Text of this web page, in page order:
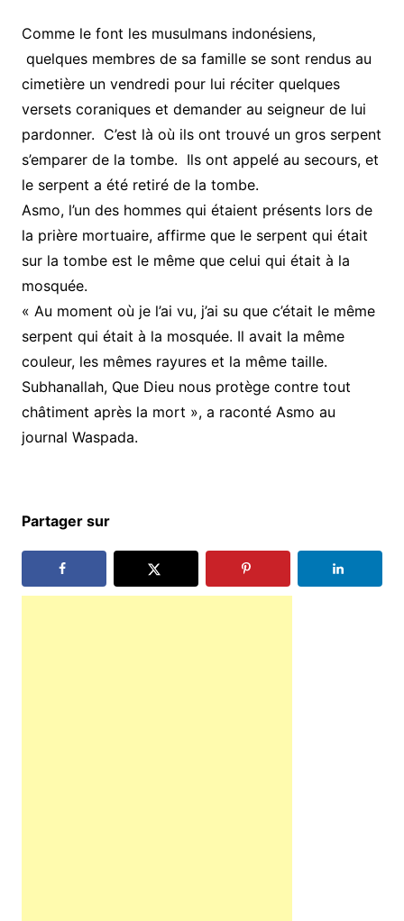
Comme le font les musulmans indonésiens,
quelques membres de sa famille se sont rendus au
cimetière un vendredi pour lui réciter quelques
versets coraniques et demander au seigneur de lui
pardonner. C’est là où ils ont trouvé un gros serpent
s’emparer de la tombe. Ils ont appelé au secours, et
le serpent a été retiré de la tombe.
Asmo, l’un des hommes qui étaient présents lors de
la prière mortuaire, affirme que le serpent qui était
sur la tombe est le même que celui qui était à la
mosquée.
« Au moment où je l’ai vu, j’ai su que c’était le même
serpent qui était à la mosquée. Il avait la même
couleur, les mêmes rayures et la même taille.
Subhanallah, Que Dieu nous protège contre tout
châtiment après la mort », a raconté Asmo au
journal Waspada.
Partager sur